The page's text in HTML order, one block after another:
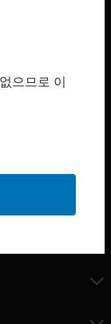
으므로 이